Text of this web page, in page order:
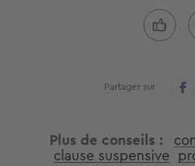
Partager sur
Plus de conseils
clause suspensive